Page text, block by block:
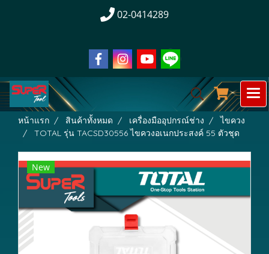
02-0414289
หน้าแรก สินค้าทั้งหมด เครื่องมืออุปกรณ์ช่าง
ไขควง
TOTAL รุ่น TACSD30556 ไขควงอเนกประสงค์ 55 ตัวชุด
New